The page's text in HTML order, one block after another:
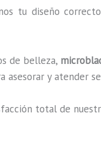
tu diseño
de belleza,
y atender
total de